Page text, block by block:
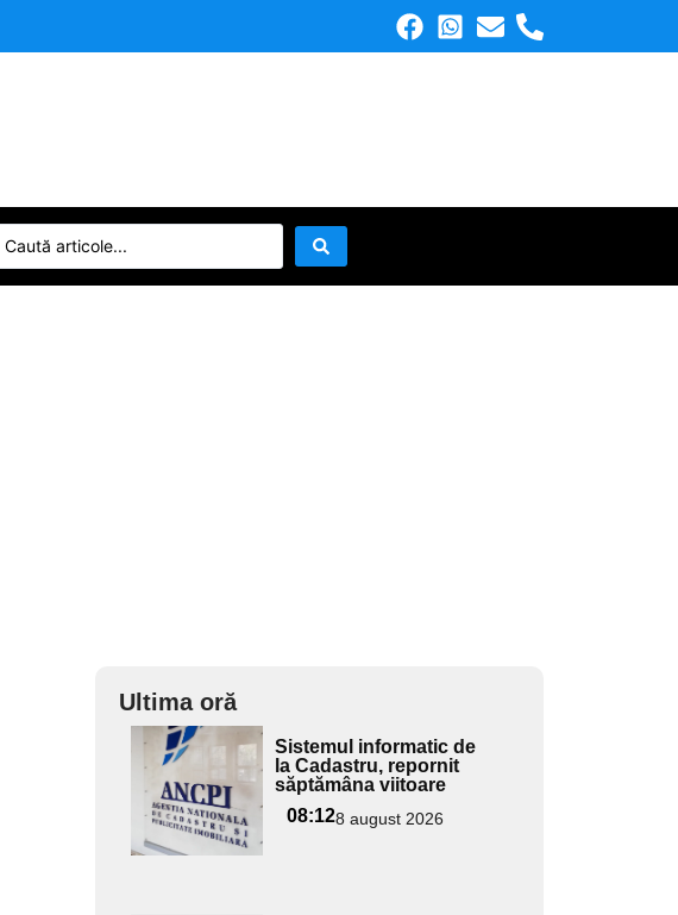
Ultima oră
Adaugă
aici textul
pentru
subtitlu
Sistemul informatic de
la Cadastru, repornit
săptămâna viitoare
08:128 august 2026